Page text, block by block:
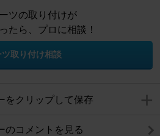
ツの取り付けが
たら、プロに相談！
ツ取り付け相談
をクリップして保存
のコメントを見る